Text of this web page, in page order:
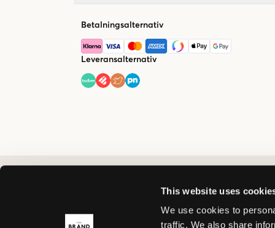
This website uses
We use cookies to
traffic. We also share
Betalningsalternativ
Leveransalternativ